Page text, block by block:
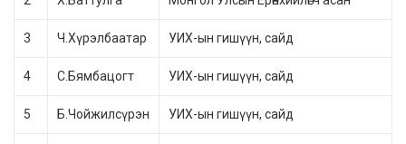
3 Ч.Хүрэлбаатар УИХ-ын гишүүн, сайд
4 С.Бямбацогт УИХ-ын гишүүн, сайд
5 Б.Чойжилсүрэн УИХ-ын гишүүн, сайд